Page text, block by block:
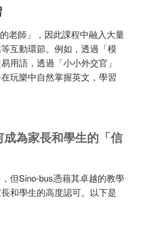
老師」，因此課程中融入大量
互動環節。例如，透過「模
用語，透過「小小外交官」
玩樂中自然掌握英文，學習
為家長和學生的「信
但Sino-bus憑藉其卓越的教學
和學生的高度認可。以下是